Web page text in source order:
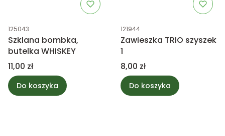
Kod produktu
125043
Szklana bombka,
butelka WHISKEY
Cena
11,00 zł
Do koszyka
Kod produktu
121944
Zawieszka TRIO szyszek
1
Cena
8,00 zł
Do koszyka